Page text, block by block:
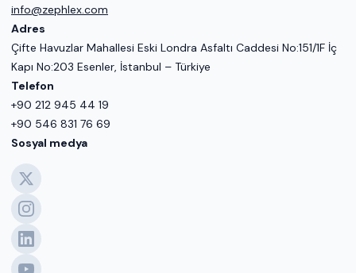
info@zephlex.com
Adres
Çifte Havuzlar Mahallesi Eski Londra Asfaltı Caddesi No:151/1F İç
Kapı No:203 Esenler, İstanbul – Türkiye
Telefon
+90 212 945 44 19
+90 546 831 76 69
Sosyal medya